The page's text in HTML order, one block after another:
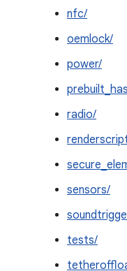
nfc/
oemlock/
power/
radio/
sensors/
tests/